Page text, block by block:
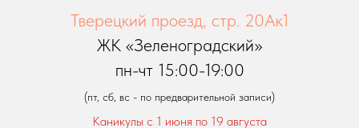
Тверецкий проезд, стр. 20Ак1
ЖК «Зеленоградский»
пн-чт 15:00-19:00
(пт, сб, вс - по предварительной записи)
Каникулы с 1 июня по 19 августа